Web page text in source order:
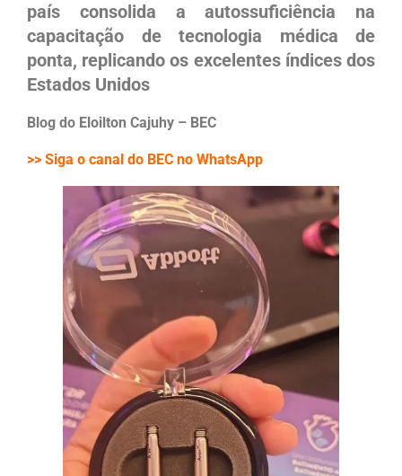
país consolida a autossuficiência na
capacitação de tecnologia médica de
ponta, replicando os excelentes índices dos
Estados Unidos
Blog do Eloilton Cajuhy – BEC
>> Siga o canal do BEC no WhatsApp